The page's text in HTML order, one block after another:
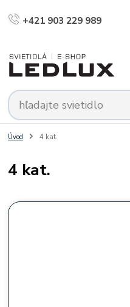
+421 903 229 989
Úvod 4 kat.
4 kat.